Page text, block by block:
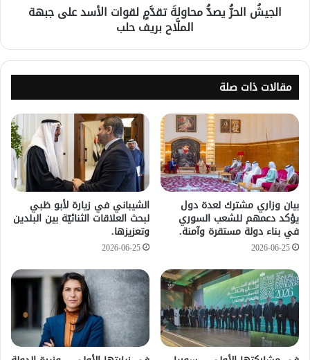
الجيشُ الحرُّ يصدُّ محاولةَ تقدَّمٍ لقوات الأسد على جبهة
الملَّاح بريف حلب
مقالات ذات صلة
بيان وزاري مشترك لعدة دول
يؤكد دعمهم للشعب السوري
في بناء دولة مستقرة وآمنة.
2026-06-25
الشيباني في زيارة لأبو ظبي
لبحث العلاقات الثنائيّة بين البلدين
وتعزيزها.
2026-06-25